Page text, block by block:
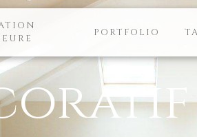
PORTFOLIO